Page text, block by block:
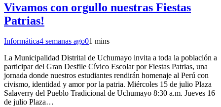
Vivamos con orgullo nuestras Fiestas
Patrias!
Informática4 semanas ago01 mins
La Municipalidad Distrital de Uchumayo invita a toda la población a
participar del Gran Desfile Cívico Escolar por Fiestas Patrias, una
jornada donde nuestros estudiantes rendirán homenaje al Perú con
civismo, identidad y amor por la patria. Miércoles 15 de julio Plaza
Salaverry del Pueblo Tradicional de Uchumayo 8:30 a.m. Jueves 16
de julio Plaza…